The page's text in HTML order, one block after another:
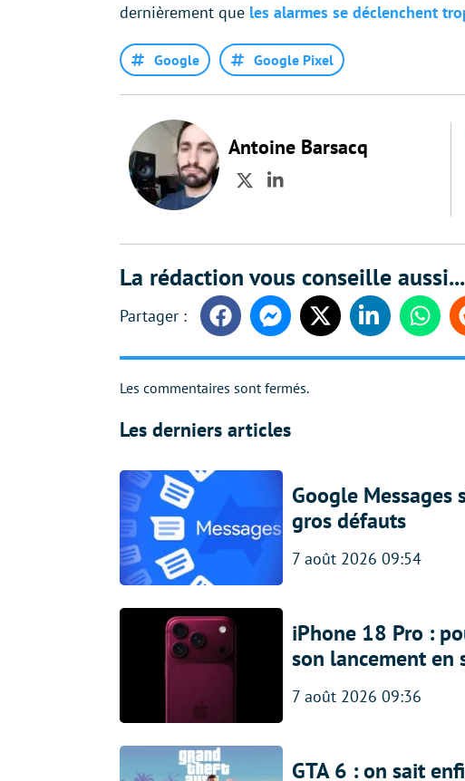
dernièrement que les alarmes se déclenchent
Google Google Pixel
Antoine Barsacq
TwitterLinkedIn
La rédaction vous conseille aussi...
FacebookMessengerTwitter Linkedin
Les commentaires sont fermés.
Les derniers articles
Google Messages
gros défauts
7 août 2026 09:54
iPhone 18 Pro :
son lancement en
7 août 2026 09:36
GTA 6 : on sait